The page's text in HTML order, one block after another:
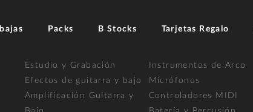
Packs B Stocks Tarjetas Regalo
Estudio y Grabación
Efectos de guitarra y bajo
Amplificación Guitarra y
Instrumentos de Arco
Micrófonos
Controladores MIDI